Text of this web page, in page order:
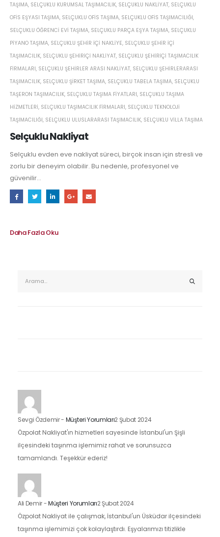
Selçuklu Nakliyat
TAŞIMA, SELÇUKLU KURUMSAL TAŞIMACILIK, SELÇUKLU NAKLIYAT, SELÇUKLU
OFIS EŞYASI TAŞIMA, SELÇUKLU OFIS TAŞIMA, SELÇUKLU OFIS TAŞIMACILIĞI,
SELÇUKLU ÖĞRENCI EVI TAŞIMA, SELÇUKLU PARÇA EŞYA TAŞIMA, SELÇUKLU
PIYANO TAŞIMA, SELÇUKLU ŞEHIR IÇI NAKLIYE, SELÇUKLU ŞEHIR IÇI
TAŞIMACILIK, SELÇUKLU ŞEHIRIÇI NAKLIYAT, SELÇUKLU ŞEHIRIÇI TAŞIMACILIK
FIRMALARI, SELÇUKLU ŞEHIRLER ARASI NAKLIYAT, SELÇUKLU ŞEHIRLERARASI
TAŞIMACILIK, SELÇUKLU ŞIRKET TAŞIMA, SELÇUKLU TABELA TAŞIMA, SELÇUKLU
TAŞERON TAŞIMACILIK, SELÇUKLU TAŞIMA FIYATLARI, SELÇUKLU TAŞIMA
HIZMETLERI, SELÇUKLU TAŞIMACILIK FIRMALARI, SELÇUKLU TEKNOLOJI
TAŞIMACILIĞI, SELÇUKLU ULUSLARARASI TAŞIMACILIK, SELÇUKLU VILLA TAŞIMA
Selçuklu evden eve nakliyat süreci, birçok insan için stresli ve
zorlu bir deneyim olabilir. Bu nedenle, profesyonel ve
güvenilir...
Daha Fazla Oku
Sevgi Özdemir- Müşteri Yorumları2 Şubat 2024
Özpolat Nakliyat'ın hizmetleri sayesinde İstanbul'un Şişli
ilçesindeki taşınma işlemimiz rahat ve sorunsuzca
tamamlandı. Teşekkür ederiz!
Ali Demir-Müşteri Yorumları2 Şubat 2024
Özpolat Nakliyat ile çalışmak, İstanbul'un Üsküdar ilçesindeki
taşınma işlemimizi çok kolaylaştırdı. Eşyalarımızı titizlikle